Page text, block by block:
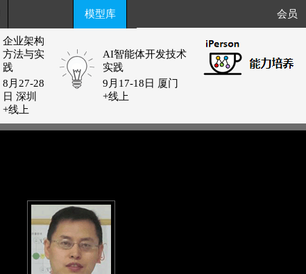
模型库 会员
企业架构
方法与实
践
8月27-28
日 深圳
+线上
AI智能体开发技术
实践
9月17-18日 厦门
+线上